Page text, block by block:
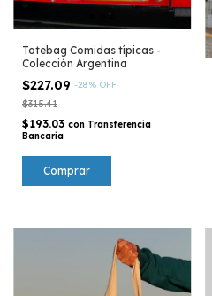
Totebag Comidas típicas -
Colección Argentina
$227.09 -28% OFF
$315.41
$193.03 con Transferencia
Bancaria